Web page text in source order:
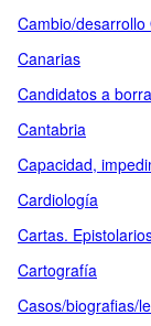
Cambio/desarrollo
Canarias
Candidatos a
Cantabria
Capacidad,
Cardiología
Cartas.
Cartografía
Casos/biografias/